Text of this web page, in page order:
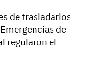
de trasladarlos
de
regularon el